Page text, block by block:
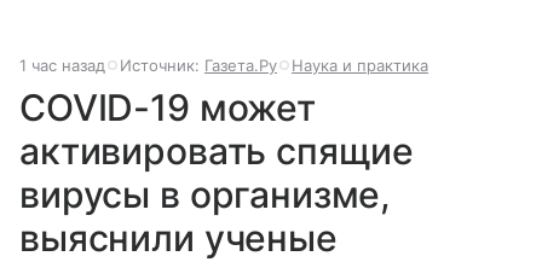
1 час назад Источник: Газета.Ру Наука и практика
COVID-19 может
активировать спящие
вирусы в организме,
выяснили ученые